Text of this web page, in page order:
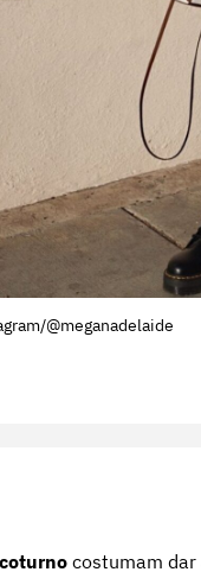
@meganadelaide
costumam dar